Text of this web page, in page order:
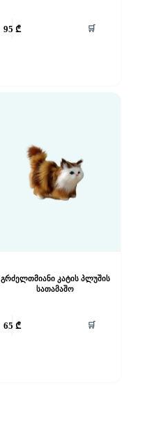
95 ₾ 🛒
გრძელთმიანი კატის პლუშის
სათამაშო
65 ₾ 🛒